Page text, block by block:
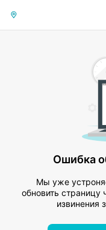
Ошибка
Мы уже
обновить
извинения